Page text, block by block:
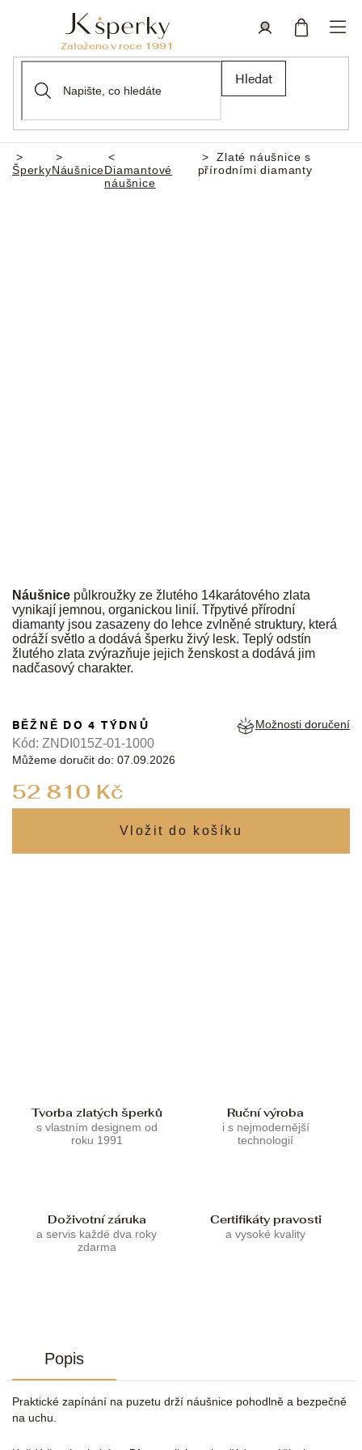
Hledat
Domů
ŠperkyNáušniceDiamantové
náušnice
Zlaté náušnice s
přírodními diamanty
Náušnice půlkroužky ze žlutého 14karátového zlata
vynikají jemnou, organickou linií. Třpytivé přírodní
diamanty jsou zasazeny do lehce zvlněné struktury, která
odráží světlo a dodává šperku živý lesk. Teplý odstín
žlutého zlata zvýrazňuje jejich ženskost a dodává jim
nadčasový charakter.
52 810 Kč
BĚŽNĚ DO 4 TÝDNŮ
Můžeme doručit do: 07.09.2026
Možnosti doručení
Kód: ZNDI015Z-01-1000
Tvorba zlatých šperků
s vlastním designem od
roku 1991
Ruční výroba
i s nejmodernější
technologií
Doživotní záruka
a servis každé dva roky
zdarma
Certifikáty pravosti
a vysoké kvality
Popis
Praktické zapínání na puzetu drží náušnice pohodlně a bezpečně
na uchu.